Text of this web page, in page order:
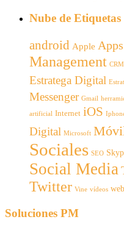
Nube de Etiquetas
android Apple Apps
Management CRM
Estratega Digital
Messenger Gmail
artificial Internet iOS
Digital Microsoft
Sociales SEO
Social Media
Twitter Vine vídeos web
Soluciones PM